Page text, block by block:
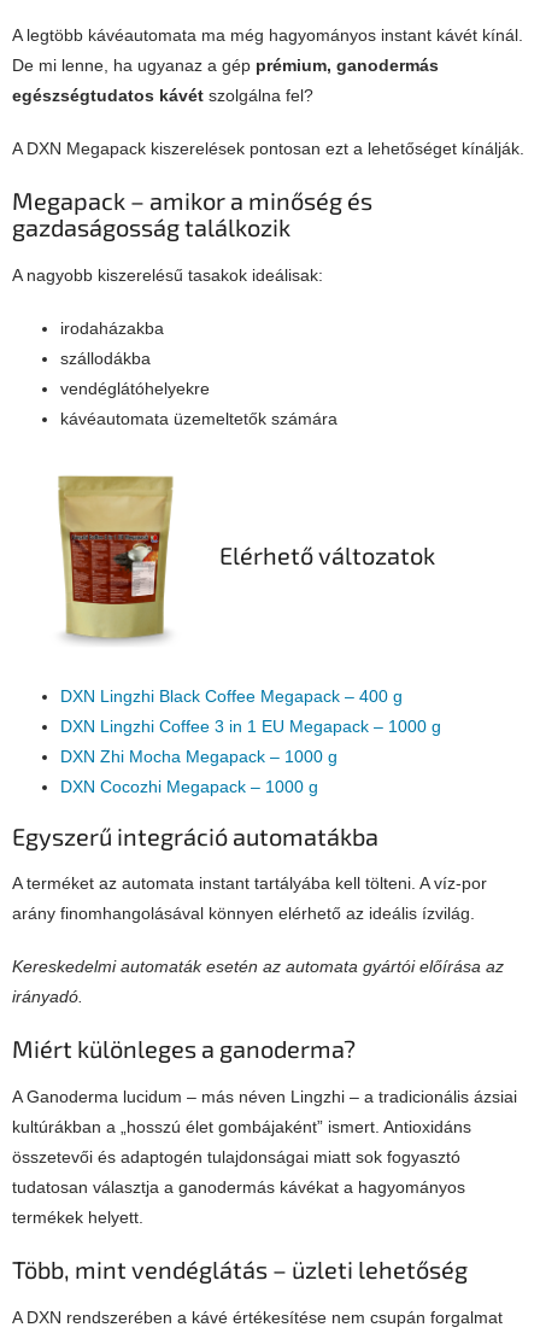
A legtöbb kávéautomata ma még hagyományos instant kávét kínál.
De mi lenne, ha ugyanaz a gép prémium, ganodermás
egészségtudatos kávét szolgálna fel?
A DXN Megapack kiszerelések pontosan ezt a lehetőséget kínálják.
Megapack – amikor a minőség és
gazdaságosság találkozik
A nagyobb kiszerelésű tasakok ideálisak:
irodaházakba
szállodákba
vendéglátóhelyekre
kávéautomata üzemeltetők számára
Elérhető változatok
DXN Lingzhi Black Coffee Megapack – 400 g
DXN Lingzhi Coffee 3 in 1 EU Megapack – 1000 g
DXN Zhi Mocha Megapack – 1000 g
DXN Cocozhi Megapack – 1000 g
Egyszerű integráció automatákba
A terméket az automata instant tartályába kell tölteni. A víz-por
arány finomhangolásával könnyen elérhető az ideális ízvilág.
Kereskedelmi automaták esetén az automata gyártói előírása az
irányadó.
Miért különleges a ganoderma?
A Ganoderma lucidum – más néven Lingzhi – a tradicionális ázsiai
kultúrákban a „hosszú élet gombájaként” ismert. Antioxidáns
összetevői és adaptogén tulajdonságai miatt sok fogyasztó
tudatosan választja a ganodermás kávékat a hagyományos
termékek helyett.
Több, mint vendéglátás – üzleti lehetőség
A DXN rendszerében a kávé értékesítése nem csupán forgalmat